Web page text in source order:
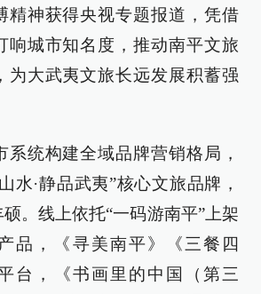
精神获得央视专题报道，凭借
响城市知名度，推动南平文旅
为大武夷文旅长远发展积蓄强
系统构建全域品牌营销格局，
水·静品武夷”核心文旅品牌，
。线上依托“一码游南平”上架
品，《寻美南平》《三餐四
台，《书画里的中国（第三